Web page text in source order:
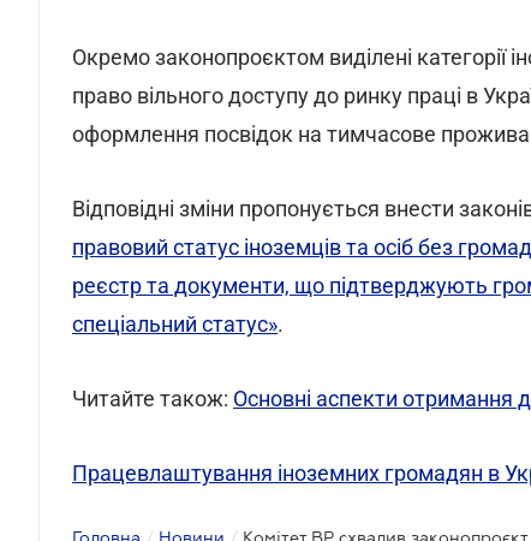
Окремо законопроєктом виділені категорії
право вільного доступу до ринку праці в
оформлення посвідок на тимчасове
Відповідні зміни пропонується внести
правовий статус іноземців та осіб без
реєстр та документи, що підтверджують
спеціальний статус».
Читайте також: Основні аспекти отримання
Працевлаштування іноземних громадян в